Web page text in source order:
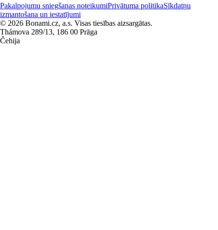
Pakalpojumu sniegšanas noteikumiPrivātuma politikaSīkdatņu
izmantošana un iestatījumi
© 2026 Bonami.cz, a.s. Visas tiesības aizsargātas.
Thámova 289/13, 186 00 Prāga
Čehija